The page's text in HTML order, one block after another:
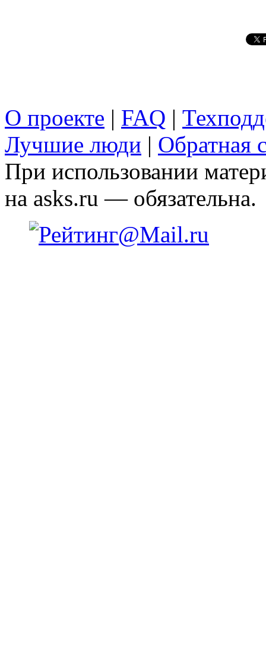
О проекте | FAQ |
Лучшие люди | Обратная
При использовании
на asks.ru — обязательна.